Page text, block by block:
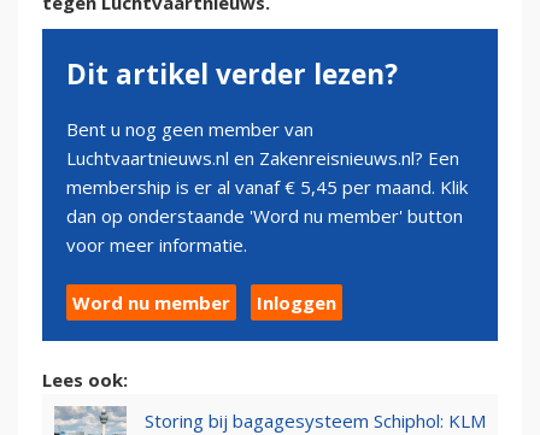
Dit artikel verder lezen?
Bent u nog geen member van
Luchtvaartnieuws.nl en Zakenreisnieuws.nl? Een
membership is er al vanaf € 5,45 per maand. Klik
dan op onderstaande 'Word nu member' button
voor meer informatie.
Word nu member Inloggen
Lees ook:
Storing bij bagagesysteem Schiphol: KLM